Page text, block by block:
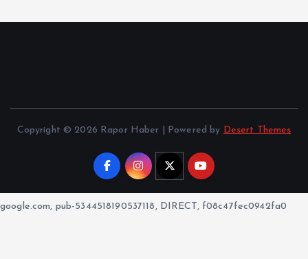
Copyright © 2026 Rapor Haber | Powered by Desert Themes
google.com, pub-5344518190537118, DIRECT, f08c47fec0942fa0